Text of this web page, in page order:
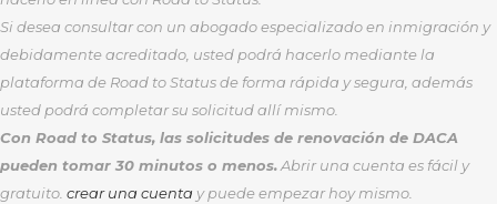
Si desea consultar con un abogado especializado en inmigración y
debidamente acreditado, usted podrá hacerlo mediante la
plataforma de Road to Status de forma rápida y segura, además
usted podrá completar su solicitud allí mismo.
Con Road to Status, las solicitudes de renovación de DACA
pueden tomar 30 minutos o menos.Abrir una cuenta es fácil y
gratuito. crear una cuenta y puede empezar hoy mismo.